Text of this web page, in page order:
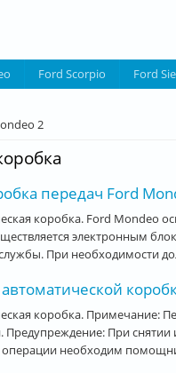
Ford Scorpio Ford
2
передач Ford
коробка. Ford Mondeo
электронным
При необходимости
коробка. Примечание:
При
необходим